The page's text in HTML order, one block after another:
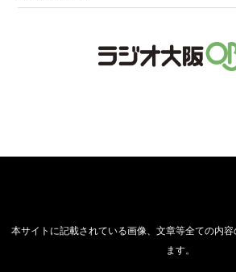
本サイトに記載されている画像、文章等全ての内
ます。